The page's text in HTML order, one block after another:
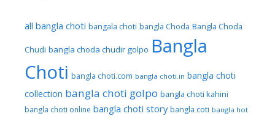
all bangla choti bangala choti bangla Choda Bangla Choda
Chudi bangla choda chudir golpo Bangla
Choti bangla choti.com bangla choti.in bangla choti
collection bangla choti golpo bangla choti kahini
bangla choti online bangla choti story bangla coti bangla hot